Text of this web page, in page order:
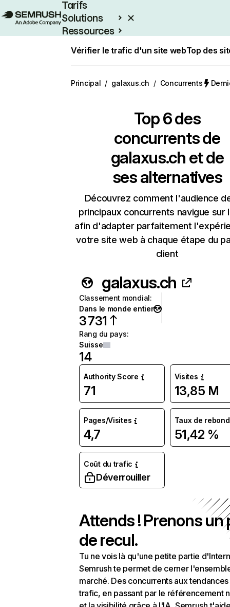
Tarifs
Solutions
Ressources
Vérifier le trafic d'un site webTop des
Principal / galaxus.ch / Concurrents
Top 6 des
concurrents de
galaxus.ch et de
ses alternatives
Découvrez comment l'audience
principaux concurrents navigue sur
afin d'adapter parfaitement
votre site web à chaque étape du
client
galaxus.ch
Classement mondial:
Dans le monde entier
3 731
Rang du pays:
Suisse
14
Authority Score
71
Visites
13,85 M
Pages/Visites
4,7
Taux de rebond
51,42 %
Coût du trafic
Déverrouiller
Attends ! Prenons un
de recul.
Tu ne vois là qu'une petite partie
Semrush te permet de cerner
marché. Des concurrents aux
trafic, en passant par le référencement